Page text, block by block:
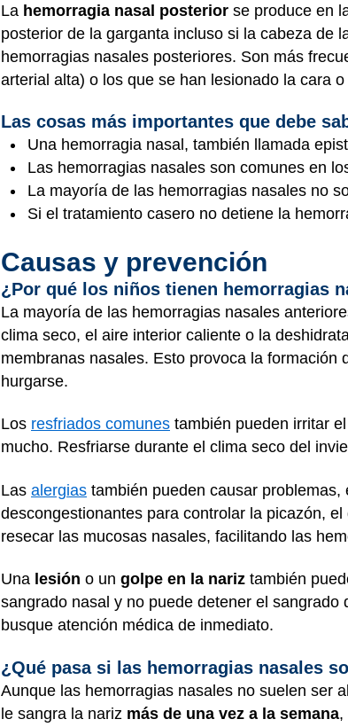
La hemorragia nasal posterior se produce en
posterior de la garganta incluso si la cabeza de
hemorragias nasales posteriores. Son más
arterial alta) o los que se han lesionado la cara o
Las cosas más importantes que debe
Una hemorragia nasal, también llamada
Las hemorragias nasales son comunes en
La mayoría de las hemorragias nasales no
Si el tratamiento casero no detiene la
Causas y prevención
¿Por qué los niños tienen hemorragias
La mayoría de las hemorragias nasales
clima seco, el aire interior caliente o la
membranas nasales. Esto provoca la
hurgarse.
Los resfriados comunes también pueden irritar
mucho. Resfriarse durante el clima seco del
Las alergias también pueden causar
descongestionantes para controlar la picazón,
resecar las mucosas nasales, facilitando las
Una lesión o un golpe en la nariz también
sangrado nasal y no puede detener el
busque atención médica de inmediato.
¿Qué pasa si las hemorragias nasales
Aunque las hemorragias nasales no suelen ser
le sangra la nariz más de una vez a la semana,